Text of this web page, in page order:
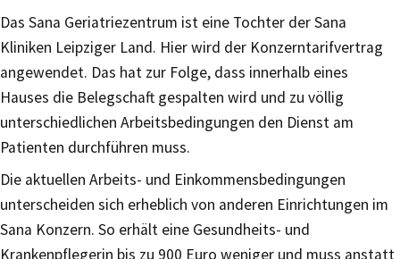
Das Sana Geriatriezentrum ist eine Tochter der Sana
Kliniken Leipziger Land. Hier wird der Konzerntarifvertrag
angewendet. Das hat zur Folge, dass innerhalb eines
Hauses die Belegschaft gespalten wird und zu völlig
unterschiedlichen Arbeitsbedingungen den Dienst am
Patienten durchführen muss.
Die aktuellen Arbeits- und Einkommensbedingungen
unterscheiden sich erheblich von anderen Einrichtungen im
Sana Konzern. So erhält eine Gesundheits- und
Krankenpflegerin bis zu 900 Euro weniger und muss anstatt